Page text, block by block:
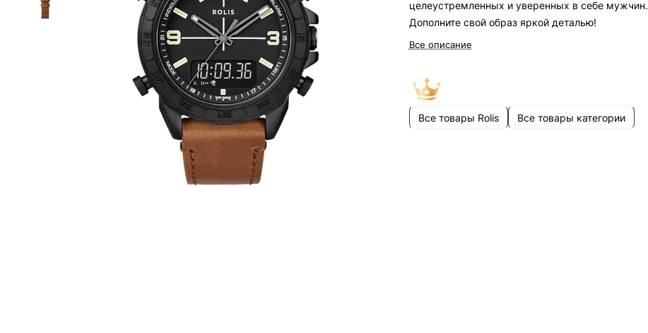
целеустремленных и уверенных в себе мужчин.
Дополните свой образ яркой деталью!
Все описание
Все товары Rolis Все товары категории